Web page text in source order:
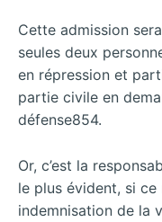
Cette admission
seules deux
en répression et
partie civile en
défense854.
Or, c’est la
le plus évident, si ce
indemnisation de la